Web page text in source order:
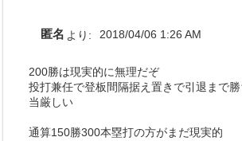
匿名 より: 2018/04/06 1:26 AM
200勝は現実的に無理だぞ
投打兼任で登板間隔据え置きで引退まで
当厳しい
通算150勝300本塁打の方がまだ現実的